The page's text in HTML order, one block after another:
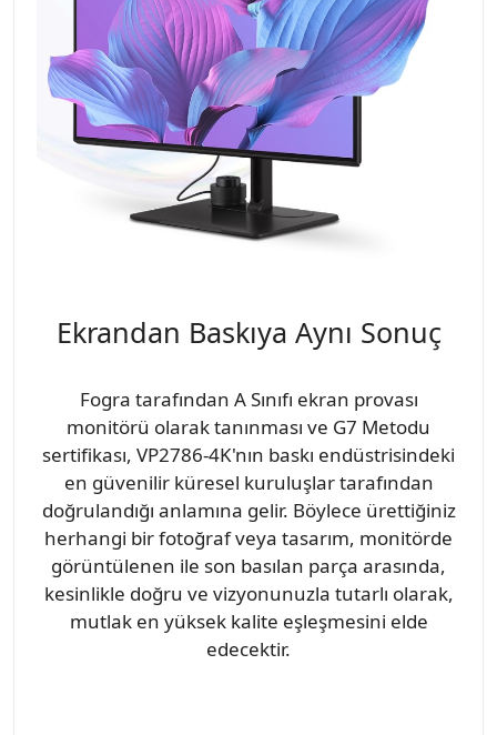
Ekrandan Baskıya Aynı Sonuç
Fogra tarafından A Sınıfı ekran provası
monitörü olarak tanınması ve G7 Metodu
sertifikası, VP2786-4K'nın baskı endüstrisindeki
en güvenilir küresel kuruluşlar tarafından
doğrulandığı anlamına gelir. Böylece ürettiğiniz
herhangi bir fotoğraf veya tasarım, monitörde
görüntülenen ile son basılan parça arasında,
kesinlikle doğru ve vizyonunuzla tutarlı olarak,
mutlak en yüksek kalite eşleşmesini elde
edecektir.